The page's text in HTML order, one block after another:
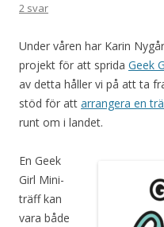
2 svar
Under våren har Karin
projekt för att sprida Geek
av detta håller vi på att ta
stöd för att arrangera en
runt om i landet.
En Geek
Girl Mini-
träff kan
vara både